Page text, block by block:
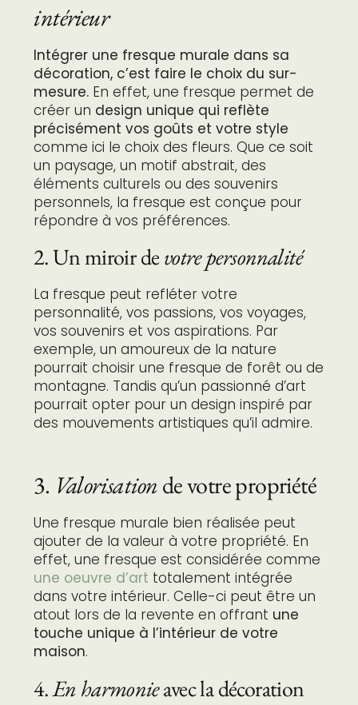
intérieur
Intégrer une fresque murale dans sa
décoration, c’est faire le choix du sur-
mesure. En effet, une fresque permet de
créer un design unique qui reflète
précisément vos goûts et votre style
comme ici le choix des fleurs. Que ce soit
un paysage, un motif abstrait, des
éléments culturels ou des souvenirs
personnels, la fresque est conçue pour
répondre à vos préférences.
2. Un miroir devotre personnalité
La fresque peut refléter votre
personnalité, vos passions, vos voyages,
vos souvenirs et vos aspirations. Par
exemple, un amoureux de la nature
pourrait choisir une fresque de forêt ou de
montagne. Tandis qu’un passionné d’art
pourrait opter pour un design inspiré par
des mouvements artistiques qu’il admire.
3. Valorisationde votre propriété
Une fresque murale bien réalisée peut
ajouter de la valeur à votre propriété. En
effet, une fresque est considérée comme
une oeuvre d’art totalement intégrée
dans votre intérieur. Celle-ci peut être un
atout lors de la revente en offrant une
touche unique à l’intérieur de votre
maison.
4.En harmonieavec la décoration